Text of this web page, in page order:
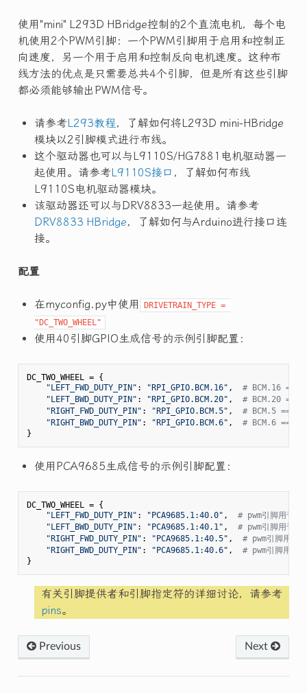
使用"mini" L293D HBridge控制的2个直流电机，每个电
机使用2个PWM引脚：一个PWM引脚用于启用和控制正
向速度，另一个用于启用和控制反向电机速度。这种布
线方法的优点是只需要总共4个引脚，但是所有这些引脚
都必须能够输出PWM信号。
请参考L293教程，了解如何将L293D mini-HBridge
模块以2引脚模式进行布线。
这个驱动器也可以与L9110S/HG7881电机驱动器一
起使用。请参考L9110S接口 ，了解如何布线
L9110S电机驱动器模块。
该驱动器还可以与DRV8833一起使用。请参考
DRV8833 HBridge，了解如何与Arduino进行接口连
接。
配置
在myconfig.py中使用
DRIVETRAIN_TYPE =
"DC_TWO_WHEEL"
使用40引脚GPIO生成信号的示例引脚配置：
DC_TWO_WHEEL = {
"LEFT_FWD_DUTY_PIN" : "RPI_GPIO.BCM.16" , # BCM.16 ==
"LEFT_BWD_DUTY_PIN" : "RPI_GPIO.BCM.20" , # BCM.20 ==
"RIGHT_FWD_DUTY_PIN" : "RPI_GPIO.BCM.5" , # BCM.5 ==
"RIGHT_BWD_DUTY_PIN" : "RPI_GPIO.BCM.6" , # BCM.6 ==
使用PCA9685生成信号的示例引脚配置：
DC_TWO_WHEEL = {
"LEFT_FWD_DUTY_PIN" : "PCA9685.1:40.0" , # pwm引脚用于左
"LEFT_BWD_DUTY_PIN" : "PCA9685.1:40.1" , # pwm引脚用于左
"RIGHT_FWD_DUTY_PIN" : "PCA9685.1:40.5" , # pwm引脚用于
"RIGHT_BWD_DUTY_PIN" : "PCA9685.1:40.6" , # pwm引脚用于
有关引脚提供者和引脚指定符的详细讨论，请参考
pins。
Previous Next